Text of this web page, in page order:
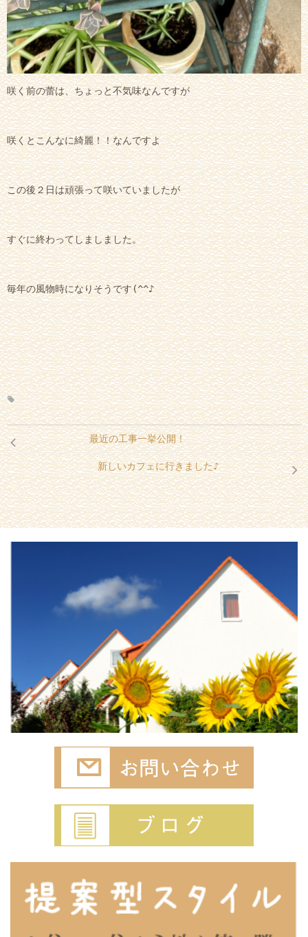
咲く前の蕾は、ちょっと不気味なんですが
咲くとこんなに綺麗！！なんですよ
この後２日は頑張って咲いていましたが
すぐに終わってしましました。
毎年の風物時になりそうです(^^♪
最近の工事一挙公開！
新しいカフェに行きました♪